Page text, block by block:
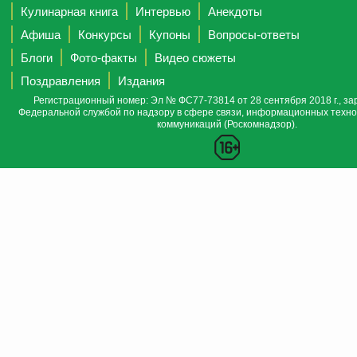
Кулинарная книга
Интервью
Анекдоты
Афиша
Конкурсы Купоны
Вопросы-ответы
Блоги
Фото-факты
Видео сюжеты
Поздравления
Издания
Регистрационный номер: Эл № ФС77-73814 от 28 сентября 2018 г.,
Федеральной службой по надзору в сфере связи, информационных
коммуникаций (Роскомнадзор).